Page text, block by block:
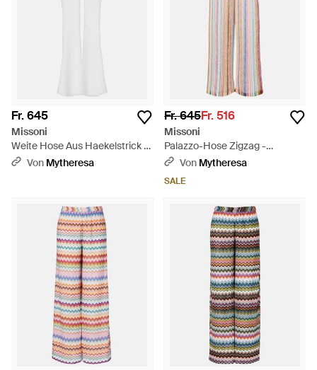
Fr. 645
Missoni
Weite Hose Aus Haekelstrick -
WeißVon Mytheresa
Fr. 645Fr. 516
Missoni
Palazzo-Hose Zigzag -
Mehrfarbig
Von Mytheresa
SALE